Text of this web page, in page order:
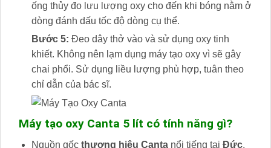
ống thủy đo lưu lượng oxy cho đến khi bóng nằm ở
dòng đánh dấu tốc độ dòng cụ thể.
Bước 5: Đeo dây thở vào và sử dụng oxy tinh
khiết. Không nên lạm dụng máy tạo oxy vì sẽ gây
chai phổi. Sử dụng liều lượng phù hợp, tuân theo
chỉ dẫn của bác sĩ.
Máy tạo oxy Canta 5 lít có tính năng gì?
Nguồn gốcthương hiệu Canta nổi tiếng tại Đức,